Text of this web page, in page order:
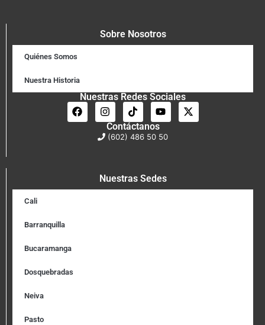
Sobre Nosotros
Quiénes Somos
Nuestra Historia
Nuestras Redes Sociales
Contáctanos
(602) 486 50 50
Nuestras Sedes
Cali
Barranquilla
Bucaramanga
Dosquebradas
Neiva
Pasto